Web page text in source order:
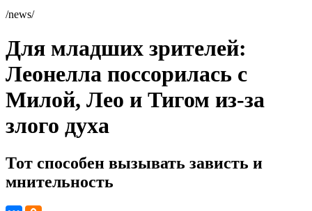
/news/
Для младших зрителей:
Леонелла поссорилась с
Милой, Лео и Тигом из-за
злого духа
Тот способен вызывать зависть и
мнительность